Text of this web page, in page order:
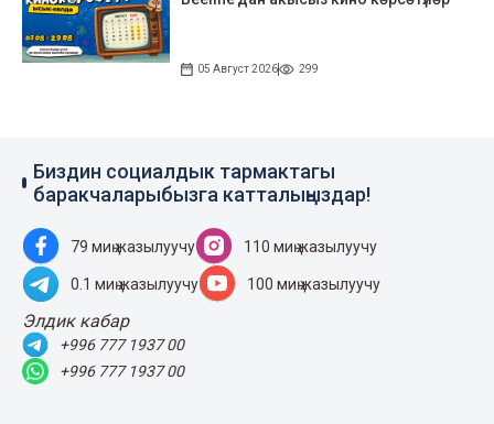
05 Август 2026 299
Биздин социалдык тармактагы
баракчаларыбызга катталыңыздар!
79 миң жазылуучу 110 миң жазылуучу
0.1 миң жазылуучу 100 миң жазылуучу
Элдик кабар
+996 777 1937 00
+996 777 1937 00